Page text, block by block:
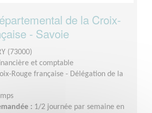
de la Croix-
- Savoie
(73000)
et comptable
Rouge française - Délégation de la
: 1/2 journée par semaine en